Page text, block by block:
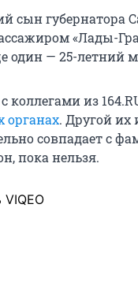
сын губернатора
«Лады-
один — 25-летний
из
органах. Другой
совпадает с
пока нельзя.
VIQEO